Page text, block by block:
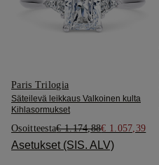
Paris Trilogia
Säteilevä leikkaus Valkoinen kulta
Kihlasormukset
Osoitteesta€ 1.174,88€ 1.057,39
Asetukset (SIS. ALV)